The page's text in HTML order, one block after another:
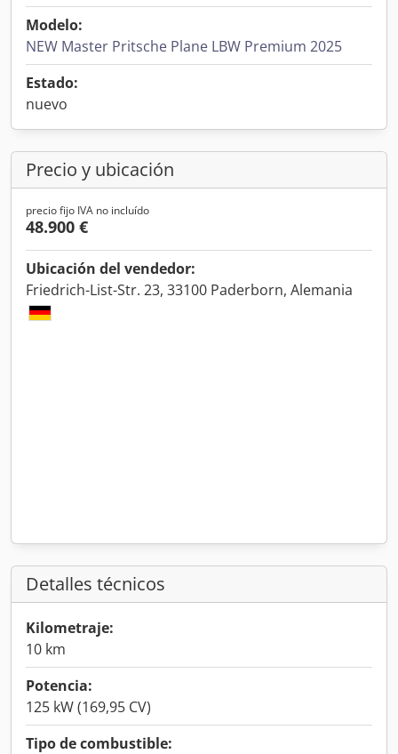
Modelo:
NEW Master Pritsche Plane LBW Premium 2025
Estado:
nuevo
Precio y ubicación
precio fijo IVA no incluído
48.900 €
Ubicación del vendedor:
Friedrich-List-Str. 23, 33100 Paderborn, Alemania
Detalles técnicos
Kilometraje:
10 km
Potencia:
125 kW (169,95 CV)
Tipo de combustible: